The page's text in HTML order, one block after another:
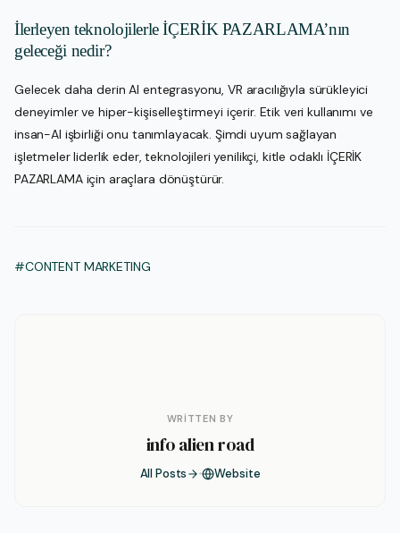
İlerleyen teknolojilerle İÇERİK PAZARLAMA’nın
geleceği nedir?
Gelecek daha derin AI entegrasyonu, VR aracılığıyla sürükleyici
deneyimler ve hiper-kişiselleştirmeyi içerir. Etik veri kullanımı ve
insan-AI işbirliği onu tanımlayacak. Şimdi uyum sağlayan
işletmeler liderlik eder, teknolojileri yenilikçi, kitle odaklı İÇERİK
PAZARLAMA için araçlara dönüştürür.
#CONTENT MARKETING
WRITTEN BY
info alien road
All Posts Website